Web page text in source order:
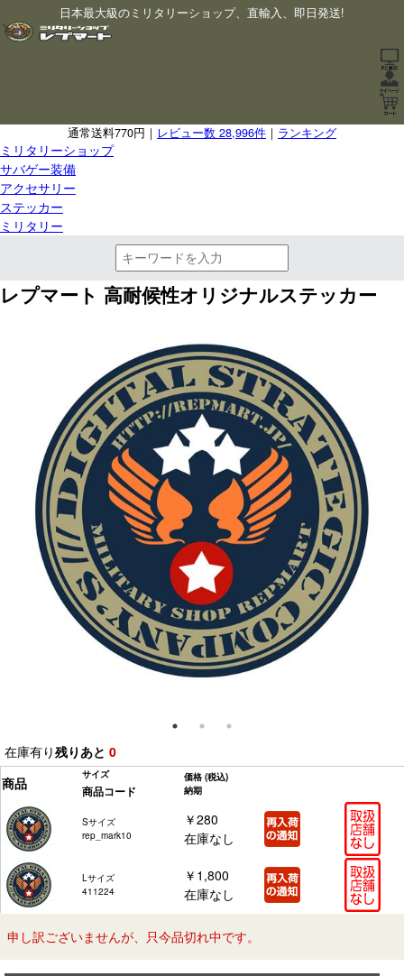
日本最大級のミリタリーショップ、直輸入、即日発送!
通常送料770円｜ レビュー数 28,996件 ｜ ランキング
ミリタリーショップ
サバゲー装備
アクセサリー
ステッカー
ミリタリー
レプマート 高耐候性オリジナルステッカー
在庫有り残りあと 0
商品
サイズ
商品コード
価格 (税込)
納期
Sサイズ
rep_mark10
￥280
在庫なし
Lサイズ
411224
￥1,800
在庫なし
申し訳ございませんが、只今品切れ中です。